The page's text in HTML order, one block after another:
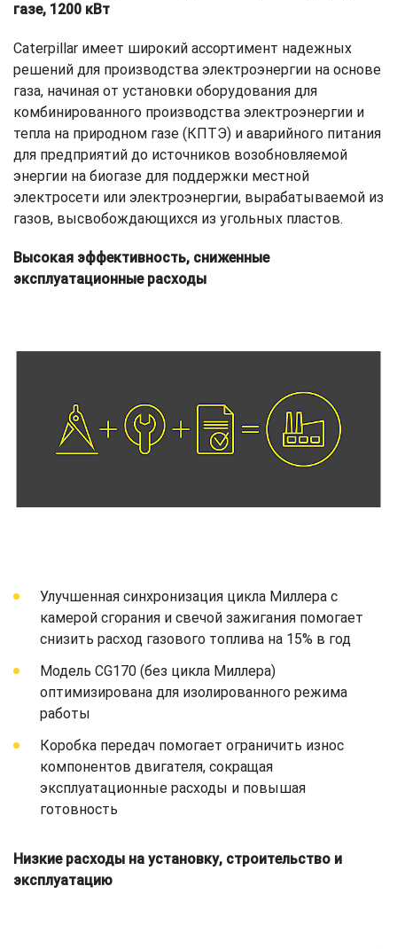
газе, 1200 кВт
Caterpillar имеет широкий ассортимент надежных
решений для производства электроэнергии на основе
газа, начиная от установки оборудования для
комбинированного производства электроэнергии и
тепла на природном газе (КПТЭ) и аварийного питания
для предприятий до источников возобновляемой
энергии на биогазе для поддержки местной
электросети или электроэнергии, вырабатываемой из
газов, высвобождающихся из угольных пластов.
Высокая эффективность, сниженные
эксплуатационные расходы
Улучшенная синхронизация цикла Миллера с
камерой сгорания и свечой зажигания помогает
снизить расход газового топлива на 15% в год
Модель CG170 (без цикла Миллера)
оптимизирована для изолированного режима
работы
Коробка передач помогает ограничить износ
компонентов двигателя, сокращая
эксплуатационные расходы и повышая
готовность
Низкие расходы на установку, строительство и
эксплуатацию